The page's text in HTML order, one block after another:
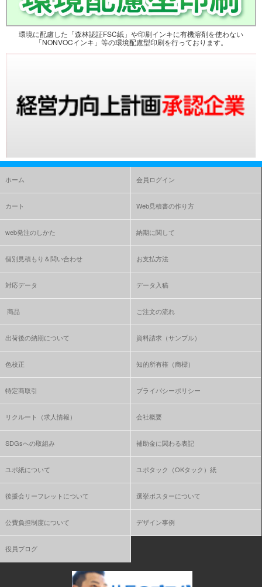
環境に配慮した「森林認証FSC紙」や印刷インキに有機溶剤を使わない
「NONVOCインキ」等の環境配慮型印刷を行っております。
ホーム 会員ログイン
カート Web見積書の作り方
web発注のしかた 納期に関して
個別見積もり＆問い合わせ お支払方法
対応データ データ入稿
商品 ご注文の流れ
出荷後の納期について 資料請求（サンプル）
色校正 知的所有権（商標）
特定商取引 プライバシーポリシー
リクルート（求人情報） 会社概要
SDGsへの取組み 補助金に関わる表記
ユポ紙について ユポタック（OKタック）紙
後援会リーフレットについて 選挙ポスターについて
公費負担制度について デザイン事例
役員ブログ